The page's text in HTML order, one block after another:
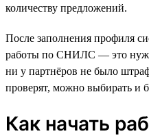
количеству предложений.
После заполнения профиля
работы по СНИЛС — это
ни у партнёров не было
проверят, можно выбирать и
Как начать